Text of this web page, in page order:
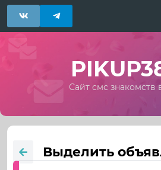
Сайт смс знакомств
Выделить